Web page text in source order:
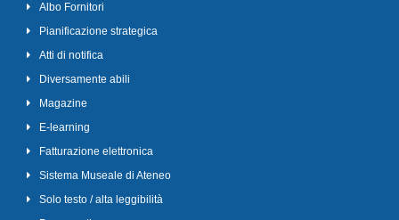
Albo Fornitori
Pianificazione strategica
Atti di notifica
Diversamente abili
Magazine
E-learning
Fatturazione elettronica
Sistema Museale di Ateneo
Solo testo / alta leggibilità